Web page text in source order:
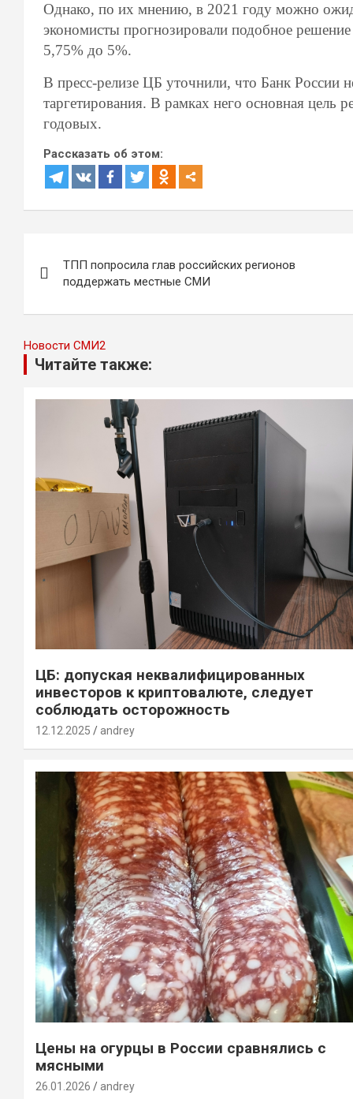
Однако, по их мнению, в 2021 году можно
экономисты прогнозировали подобное
5,75% до 5%.
В пресс-релизе ЦБ уточнили, что Банк России
таргетирования. В рамках него основная цель
годовых.
Рассказать об этом:
по
записям
ТПП попросила глав российских регионов
поддержать местные СМИ
Новости СМИ2
Читайте также:
ЦБ: допуская неквалифицированных
инвесторов к криптовалюте, следует
соблюдать осторожность
12.12.2025 andrey
Цены на огурцы в России сравнялись с
мясными
26.01.2026 andrey